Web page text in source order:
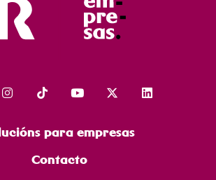
para empresas
Contacto